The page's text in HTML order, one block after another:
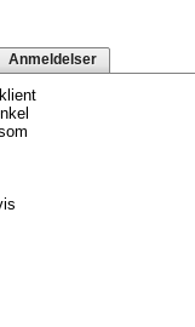
Anmeldelser